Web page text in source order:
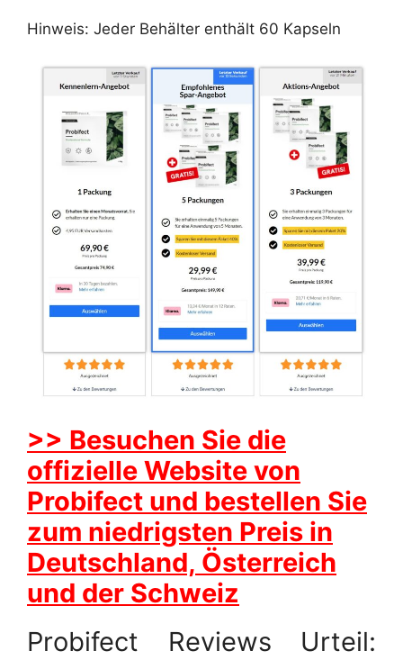
Hinweis: Jeder Behälter enthält 60 Kapseln
>> Besuchen Sie die
offizielle Website von
Probifect und bestellen Sie
zum niedrigsten Preis in
Deutschland, Österreich
und der Schweiz
Probifect Reviews Urteil: